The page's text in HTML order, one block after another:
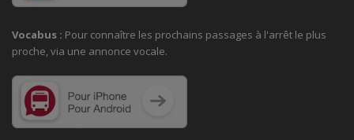
Vocabus : Pour connaître les prochains passages à l'arrêt le plus
proche, via une annonce vocale.